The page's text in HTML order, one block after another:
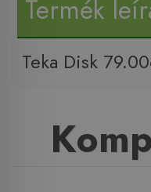
Termék
Teka Disk